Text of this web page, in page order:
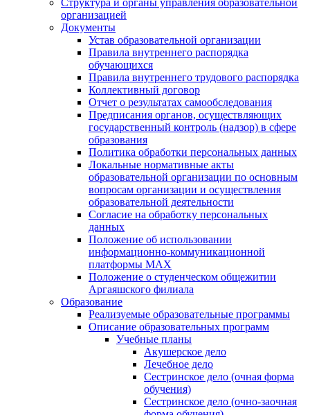
Структура и органы управления образовательной
организацией
Документы
Устав образовательной организации
Правила внутреннего распорядка
обучающихся
Правила внутреннего трудового распорядка
Коллективный договор
Отчет о результатах самообследования
Предписания органов, осуществляющих
государственный контроль (надзор) в сфере
образования
Политика обработки персональных данных
Локальные нормативные акты
образовательной организации по основным
вопросам организации и осуществления
образовательной деятельности
Согласие на обработку персональных
данных
Положение об использовании
информационно-коммуникационной
платформы MAX
Положение о студенческом общежитии
Аргаяшского филиала
Образование
Реализуемые образовательные программы
Описание образовательных программ
Учебные планы
Акушерское дело
Лечебное дело
Сестринское дело (очная форма
обучения)
Сестринское дело (очно-заочная